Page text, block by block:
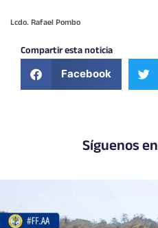
Lcdo. Rafael Pombo
Compartir esta noticia
Facebook
Síguenos